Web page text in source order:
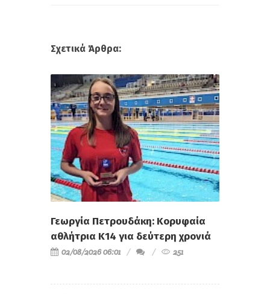
Σχετικά Άρθρα:
Γεωργία Πετρουδάκη: Κορυφαία
αθλήτρια Κ14 για δεύτερη χρονιά
02/08/2026 06:01 251